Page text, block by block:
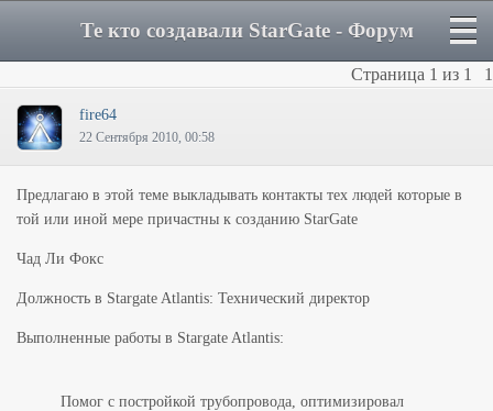
Те кто создавали StarGate - Форум
Страница 1 из 1 1
fire64
22 Сентября 2010, 00:58
Предлагаю в этой теме выкладывать контакты тех людей которые в
той или иной мере причастны к созданию StarGate
Чад Ли Фокс
Должность в Stargate Atlantis: Технический директор
Выполненные работы в Stargate Atlantis:
Помог с постройкой трубопровода, оптимизировал